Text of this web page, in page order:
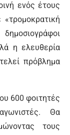
ενός έτους
η ελευθερία
πρόβλημα
600 φοιτητές
Θα
τους